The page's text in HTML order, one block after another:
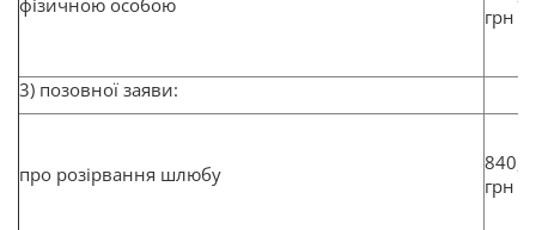
фізичною особою
грн
3) позовної заяви:
про розірвання шлюбу
грн